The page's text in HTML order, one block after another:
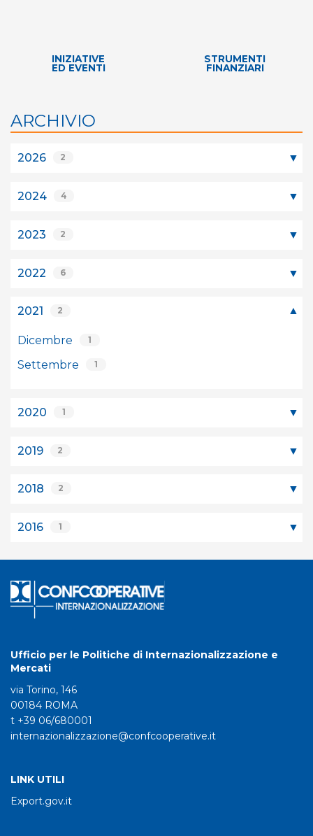
INIZIATIVE
ED EVENTI
STRUMENTI
FINANZIARI
ARCHIVIO
2026 2
2024 4
2023 2
2022 6
2021 2
Dicembre 1
Settembre 1
2020 1
2019 2
2018 2
2016 1
Ufficio per le Politiche di Internazionalizzazione e
Mercati
via Torino, 146
00184 ROMA
t +39 06/680001
internazionalizzazione@confcooperative.it
LINK UTILI
Export.gov.it